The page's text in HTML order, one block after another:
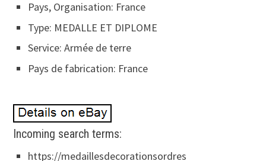
Pays, Organisation: France
Type: MEDALLE ET DIPLOME
Service: Armée de terre
Pays de fabrication: France
Incoming search terms:
https://medaillesdecorationsordres